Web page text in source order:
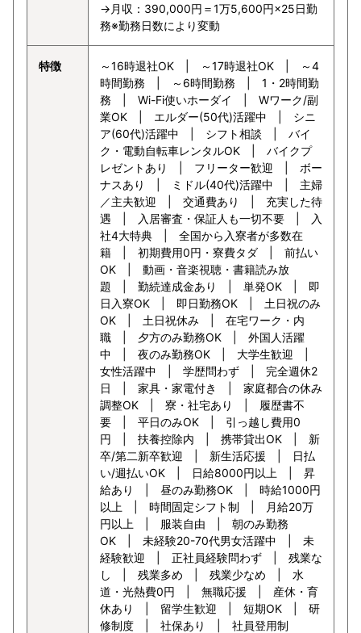
→月収：390,000円＝1万5,600円×25日勤
務※勤務日数により変動
特徴
～16時退社OK | ～17時退社OK | ～4
時間勤務 | ～6時間勤務 | 1・2時間勤
務 | Wi-Fi使いホーダイ | Wワーク/副
業OK | エルダー(50代)活躍中 | シニ
ア(60代)活躍中 | シフト相談 | バイ
ク・電動自転車レンタルOK | バイクプ
レゼントあり | フリーター歓迎 | ボー
ナスあり | ミドル(40代)活躍中 | 主婦
／主夫歓迎 | 交通費あり | 充実した待
遇 | 入居審査・保証人も一切不要 | 入
社4大特典 | 全国から入寮者が多数在
籍 | 初期費用0円・寮費タダ | 前払い
OK | 動画・音楽視聴・書籍読み放
題 | 勤続達成金あり | 単発OK | 即
日入寮OK | 即日勤務OK | 土日祝のみ
OK | 土日祝休み | 在宅ワーク・内
職 | 夕方のみ勤務OK | 外国人活躍
中 | 夜のみ勤務OK | 大学生歓迎 |
女性活躍中 | 学歴問わず | 完全週休2
日 | 家具・家電付き | 家庭都合の休み
調整OK | 寮・社宅あり | 履歴書不
要 | 平日のみOK | 引っ越し費用0
円 | 扶養控除内 | 携帯貸出OK | 新
卒/第二新卒歓迎 | 新生活応援 | 日払
い/週払いOK | 日給8000円以上 | 昇
給あり | 昼のみ勤務OK | 時給1000円
以上 | 時間固定シフト制 | 月給20万
円以上 | 服装自由 | 朝のみ勤務
OK | 未経験20-70代男女活躍中 | 未
経験歓迎 | 正社員経験問わず | 残業な
し | 残業多め | 残業少なめ | 水
道・光熱費0円 | 無職応援 | 産休・育
休あり | 留学生歓迎 | 短期OK | 研
修制度 | 社保あり | 社員登用制